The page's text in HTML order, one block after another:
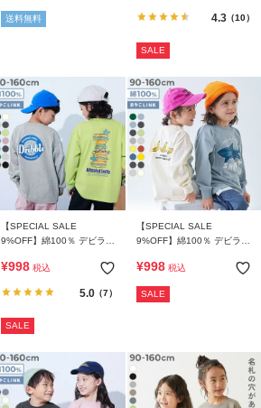
送料無料 4.3（10）
SALE
【SPECIAL SALE
9%OFF】綿100％ デビラボ
リブ 長袖Tシャツ
¥998 税込
5.0（7）
SALE
【SPECIAL SALE
9%OFF】綿100％ デビラボ
リブ 長袖Tシャツ
¥998 税込
SALE